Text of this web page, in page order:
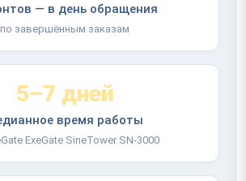
— в день обращения
по завершённым заказам
5–7 дней
время работы
ExeGate SineTower SN-3000